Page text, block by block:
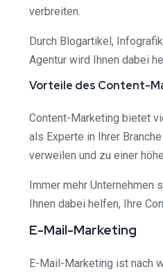
verbreiten.
Durch Blogartikel,
Agentur wird Ihnen dabei
Vorteile des Content-
Content-Marketing bietet
als Experte in Ihrer
verweilen und zu einer
Immer mehr Unternehmen
Ihnen dabei helfen, Ihre
E-Mail-Marketing
E-Mail-Marketing ist nach